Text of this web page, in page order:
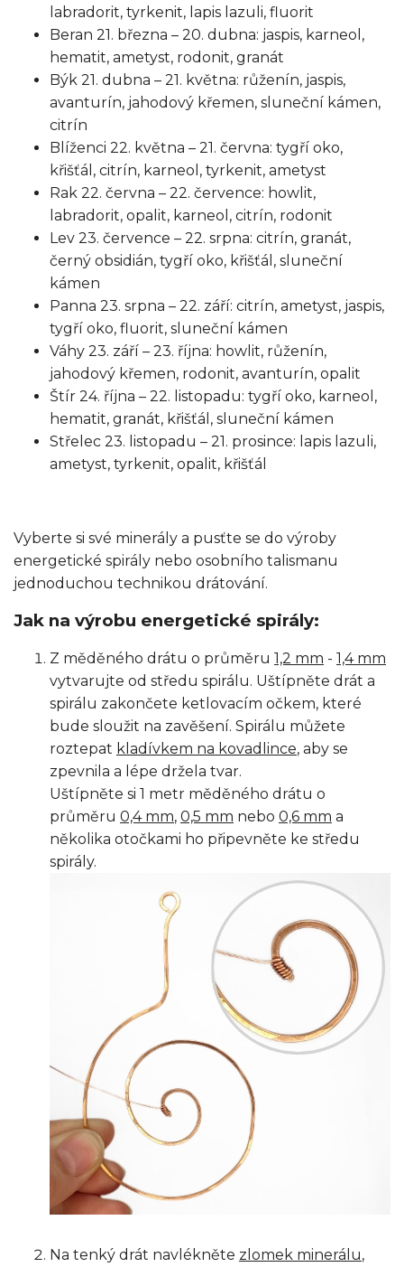
labradorit, tyrkenit, lapis lazuli, fluorit
Beran 21. března – 20. dubna: jaspis, karneol,
hematit, ametyst, rodonit, granát
Býk 21. dubna – 21. května: růženín, jaspis,
avanturín, jahodový křemen, sluneční kámen,
citrín
Blíženci 22. května – 21. června: tygří oko,
křišťál, citrín, karneol, tyrkenit, ametyst
Rak 22. června – 22. července: howlit,
labradorit, opalit, karneol, citrín, rodonit
Lev 23. července – 22. srpna: citrín, granát,
černý obsidián, tygří oko, křišťál, sluneční
kámen
Panna 23. srpna – 22. září: citrín, ametyst, jaspis,
tygří oko, fluorit, sluneční kámen
Váhy 23. září – 23. října: howlit, růženín,
jahodový křemen, rodonit, avanturín, opalit
Štír 24. října – 22. listopadu: tygří oko, karneol,
hematit, granát, křišťál, sluneční kámen
Střelec 23. listopadu – 21. prosince: lapis lazuli,
ametyst, tyrkenit, opalit, křišťál
Vyberte si své minerály a pusťte se do výroby
energetické spirály nebo osobního talismanu
jednoduchou technikou drátování.
Jak na výrobu energetické spirály:
Z měděného drátu o průměru 1,2 mm - 1,4 mm
vytvarujte od středu spirálu. Uštípněte drát a
spirálu zakončete ketlovacím očkem, které
bude sloužit na zavěšení. Spirálu můžete
roztepat kladívkem na kovadlince, aby se
zpevnila a lépe držela tvar.
Uštípněte si 1 metr měděného drátu o
průměru 0,4 mm, 0,5 mm nebo 0,6 mm a
několika otočkami ho připevněte ke středu
spirály.
Na tenký drát navlékněte zlomek minerálu,